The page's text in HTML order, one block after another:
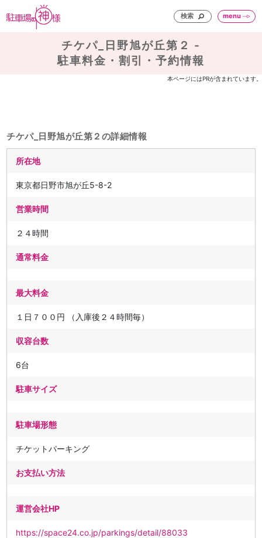
検索 menu
チケパ_日野旭が丘第２ -
駐車料金・割引・予約情報
本ページにはPRが含まれています。
チケパ_日野旭が丘第２の詳細情報
所在地
東京都日野市旭が丘5-8-2
営業時間
２４時間
通常料金
最大料金
１日７００円 （入庫後２４時間毎）
収容台数
6台
駐車サイズ
駐車場形態
チケットパーキング
お支払い方法
運営会社HP
https://space24.co.jp/parkings/detail/88033